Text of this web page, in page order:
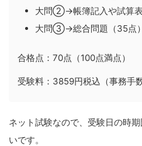
大問②→帳簿記入や試算表
大問③→総合問題（35点）
合格点：70点（100点満点）
受験料：3859円税込（事務手
ネット試験なので、受験日の時
いです。